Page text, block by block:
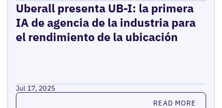
Uberall presenta UB-I: la primera
IA de agencia de la industria para
el rendimiento de la ubicación
Jul 17, 2025
Read more READ MORE